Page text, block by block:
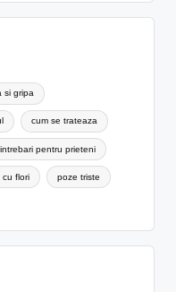
si gripa
cum se trateaza
intrebari pentru prieteni
cu flori poze triste